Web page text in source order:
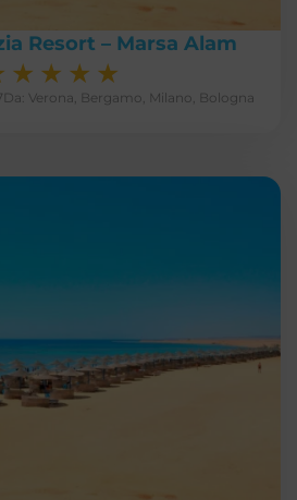
Resort – Marsa Alam
★ ★ ★ ★
Da: Verona, Bergamo, Milano, Bologna